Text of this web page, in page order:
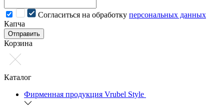
Cогласиться на обработку персональных данных
Капча
Отправить
Корзина
Каталог
Фирменная продукция Vrubel Style